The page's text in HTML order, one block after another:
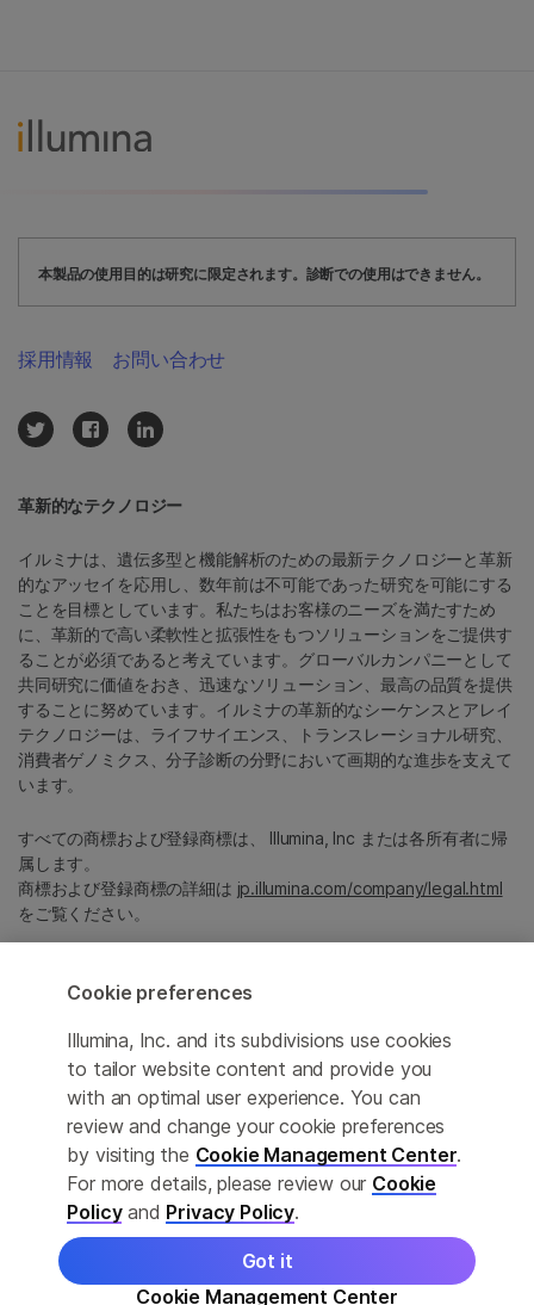
本製品の使用目的は研究に限定されます。診断での使用はできません。
このページは機械翻訳を利用しております。なるべく正確な翻訳を
提供するために合理的な努力をしていますが、完全に正確な翻訳と
は限りませんので、あらかじめご了承ください。公式なコンテンツ
は英語版となります。
革新的なテクノロジー
イルミナは、遺伝多型と機能解析のための最新テクノロジーと革新
的なアッセイを応用し、数年前は不可能であった研究を可能にする
ことを目標としています。私たちはお客様のニーズを満たすため
に、革新的で高い柔軟性と拡張性をもつソリューションをご提供す
ることが必須であると考えています。グローバルカンパニーとして
共同研究に価値をおき、迅速なソリューション、最高の品質を提供
することに努めています。イルミナの革新的なシーケンスとアレイ
テクノロジーは、ライフサイエンス、トランスレーショナル研究、
消費者ゲノミクス、分子診断の分野において画期的な進歩を支えて
います。
すべての商標および登録商標は、 Illumina, Inc または各所有者に帰
属します。
商標および登録商標の詳細は jp.illumina.com/company/legal.html
をご覧ください。
Cookie Management Center
プライバシーポリシ
採用情報 お問い合わせ
© 2026 Illumina, Inc. All rights reserved.
Cookie preferences
Illumina, Inc. and its subdivisions use cookies
to tailor website content and provide you
with an optimal user experience. You can
review and change your cookie preferences
by visiting the Cookie Management Center.
For more details, please review our Cookie
Policyand Privacy Policy.
Cookie Management Center
Got it